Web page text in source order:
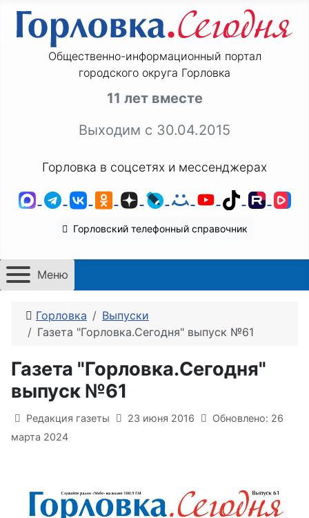
Общественно-информационный портал
городского округа Горловка
11 лет вместе
Выходим с 30.04.2015
Горловка в соцсетях и мессенджерах
MAXTelegram
ВКонтакте
Одноклассники
ДзенLiveJournal
Мой Мир
YouTube
TikTok
Горловский телефонный справочник
Меню
Горловка
Выпуски
Газета "Горловка.Сегодня" выпуск №61
Газета "Горловка.Сегодня"
выпуск №61
Информация о материале
Редакция газеты 23 июня 2016
Обновлено: 26
марта 2024